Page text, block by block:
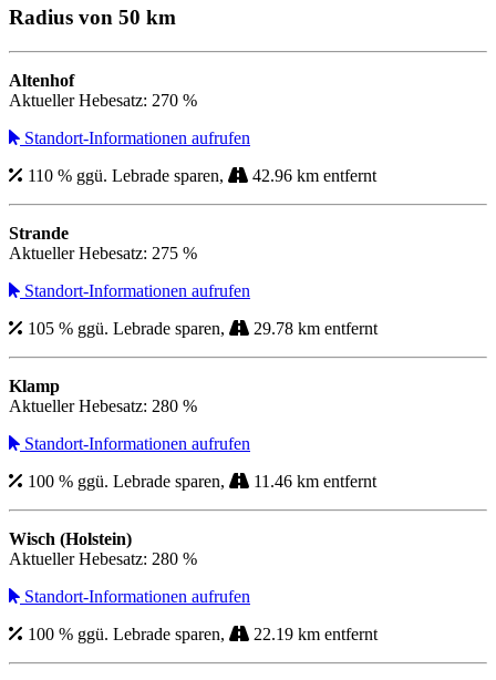
Radius von 50 km
Altenhof
Aktueller Hebesatz: 270 %
Standort-Informationen aufrufen
110 % ggü. Lebrade sparen,
42.96 km entfernt
Strande
Aktueller Hebesatz: 275 %
Standort-Informationen aufrufen
105 % ggü. Lebrade sparen,
29.78 km entfernt
Klamp
Aktueller Hebesatz: 280 %
Standort-Informationen aufrufen
100 % ggü. Lebrade sparen,
11.46 km entfernt
Wisch (Holstein)
Aktueller Hebesatz: 280 %
Standort-Informationen aufrufen
100 % ggü. Lebrade sparen,
22.19 km entfernt